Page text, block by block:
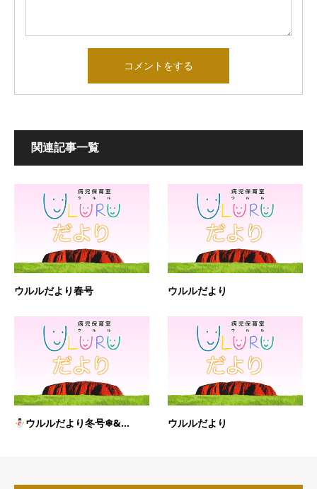
関連記事一覧
ウルルだより春号 ウルルだより
ウルルだより冬号❄&... ウルルだより